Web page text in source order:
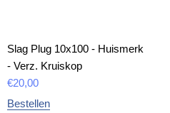
Slag Plug 10x100 - Huismerk
- Verz. Kruiskop
€20,00
Bestellen